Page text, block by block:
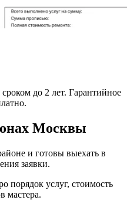
до 2 лет. Гарантийное
Москвы
и готовы выехать в
заявки.
порядок услуг, стоимость
мастера.